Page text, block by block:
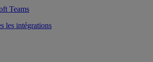
Teams
les intégrations